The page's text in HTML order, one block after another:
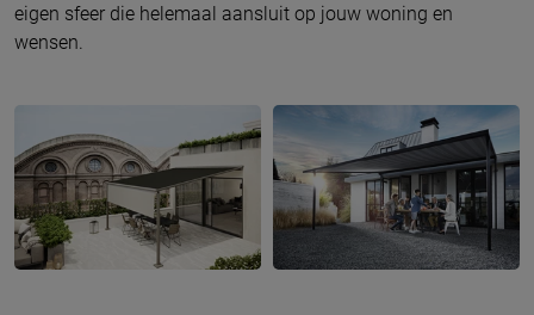
eigen sfeer die helemaal aansluit op jouw woning en
wensen.